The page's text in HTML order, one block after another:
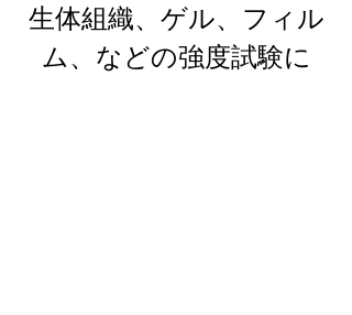
生体組織、ゲル、フィル
ム、などの強度試験に